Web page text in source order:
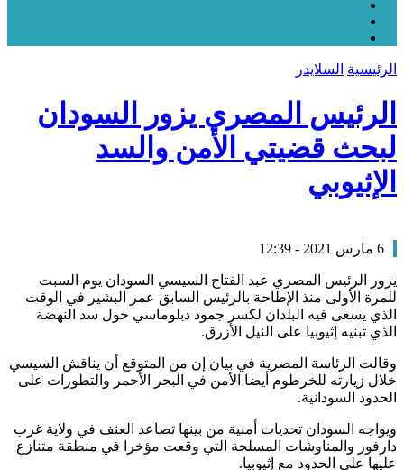
الرئيسية السلايدر
الرئيس المصري يزور السودان
لبحث قضيتي الأمن والسد
الإثيوبي
6 مارس 2021 - 12:39
يزور الرئيس المصري عبد الفتاح السيسي السودان يوم السبت
للمرة الأولى منذ الإطاحة بالرئيس السابق عمر البشير في الوقت
الذي يسعى فيه البلدان لكسر جمود دبلوماسي حول سد النهضة
الذي تبنيه إثيوبيا على النيل الأزرق.
وقالت الرئاسة المصرية في بيان إن من المتوقع أن يناقش السيسي
خلال زيارته للخرطوم أيضا الأمن في البحر الأحمر والتطورات على
الحدود السودانية.
ويواجه السودان تحديات أمنية من بينها تصاعد العنف في ولاية غرب
دارفور والمناوشات المسلحة التي وقعت مؤخرا في منطقة متنازع
عليها على الحدود مع إثيوبيا.